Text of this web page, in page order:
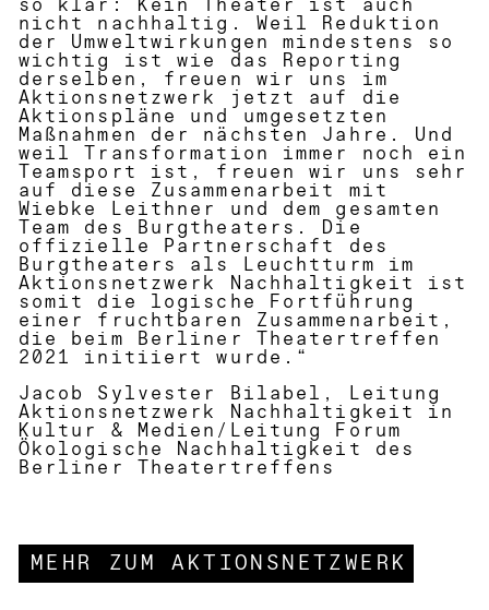
so klar: Kein Theater ist auch
nicht nachhaltig. Weil Reduktion
der Umweltwirkungen mindestens so
wichtig ist wie das Reporting
derselben, freuen wir uns im
Aktionsnetzwerk jetzt auf die
Aktionspläne und umgesetzten
Maßnahmen der nächsten Jahre. Und
weil Transformation immer noch ein
Teamsport ist, freuen wir uns sehr
auf diese Zusammenarbeit mit
Wiebke Leithner und dem gesamten
Team des Burgtheaters. Die
offizielle Partnerschaft des
Burgtheaters als Leuchtturm im
Aktionsnetzwerk Nachhaltigkeit ist
somit die logische Fortführung
einer fruchtbaren Zusammenarbeit,
die beim Berliner Theatertreffen
2021 initiiert wurde.“
Jacob Sylvester Bilabel, Leitung
Aktionsnetzwerk Nachhaltigkeit in
Kultur & Medien/Leitung Forum
Ökologische Nachhaltigkeit des
Berliner Theatertreffens
MEHR ZUM AKTIONSNETZWERK